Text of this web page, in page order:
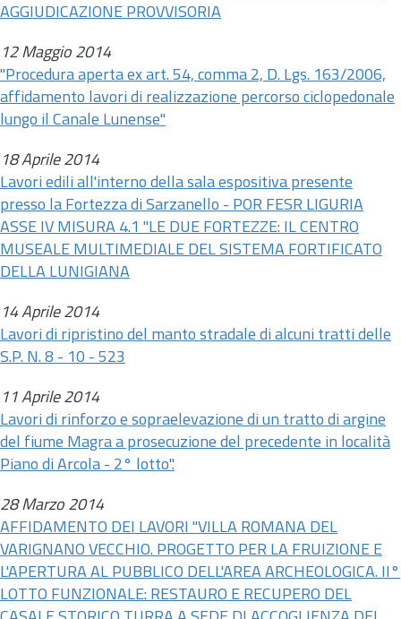
AGGIUDICAZIONE PROVVISORIA
12 Maggio 2014
"Procedura aperta ex art. 54, comma 2, D. Lgs. 163/2006,
affidamento lavori di realizzazione percorso ciclopedonale
lungo il Canale Lunense"
18 Aprile 2014
Lavori edili all'interno della sala espositiva presente
presso la Fortezza di Sarzanello - POR FESR LIGURIA
ASSE IV MISURA 4.1 "LE DUE FORTEZZE: IL CENTRO
MUSEALE MULTIMEDIALE DEL SISTEMA FORTIFICATO
DELLA LUNIGIANA
14 Aprile 2014
Lavori di ripristino del manto stradale di alcuni tratti delle
S.P. N. 8 - 10 - 523
11 Aprile 2014
Lavori di rinforzo e sopraelevazione di un tratto di argine
del fiume Magra a prosecuzione del precedente in località
Piano di Arcola - 2° lotto".
28 Marzo 2014
AFFIDAMENTO DEI LAVORI "VILLA ROMANA DEL
VARIGNANO VECCHIO. PROGETTO PER LA FRUIZIONE E
L'APERTURA AL PUBBLICO DELL'AREA ARCHEOLOGICA. II°
LOTTO FUNZIONALE: RESTAURO E RECUPERO DEL